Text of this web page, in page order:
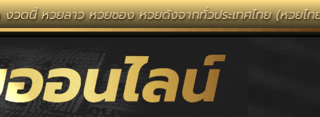
ยซอง หวยดังจากทั่วประเทศไทย (หวยไทยรัฐ หวยแม่จำเ